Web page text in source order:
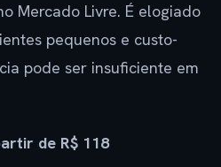
Mercado Livre. É elogiado
pequenos e custo-
pode ser insuficiente em
de R$ 118